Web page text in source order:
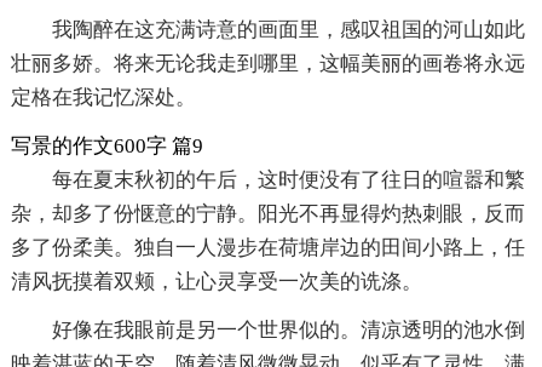
我陶醉在这充满诗意的画面里，感叹祖国的河山如此
壮丽多娇。将来无论我走到哪里，这幅美丽的画卷将永远
定格在我记忆深处。
写景的作文600字 篇9
每在夏末秋初的午后，这时便没有了往日的喧嚣和繁
杂，却多了份惬意的宁静。阳光不再显得灼热刺眼，反而
多了份柔美。独自一人漫步在荷塘岸边的田间小路上，任
清风抚摸着双颊，让心灵享受一次美的诜涤。
好像在我眼前是另一个世界似的。清凉透明的池水倒